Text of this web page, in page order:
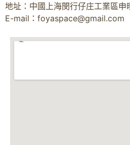
地址：中國上海閔行仔庄工業區
E-mail： foyaspace@gmail.com